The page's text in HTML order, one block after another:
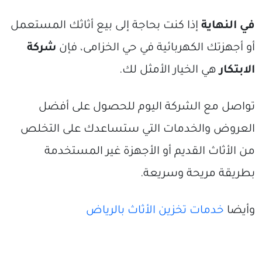
في النهاية إذا كنت بحاجة إلى بيع أثاثك المستعمل
أو أجهزتك الكهربائية في حي الخزامى، فإن شركة
الابتكارهي الخيار الأمثل لك.
تواصل مع الشركة اليوم للحصول على أفضل
العروض والخدمات التي ستساعدك على التخلص
من الأثاث القديم أو الأجهزة غير المستخدمة
بطريقة مريحة وسريعة.
وأيضا خدمات تخزين الأثاث بالرياض